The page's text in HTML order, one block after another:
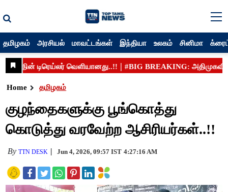
தமிழகம் அரசியல் மாவட்டங்கள் இந்தியா உலகம் சினிமா
Home தமிழகம்
குழந்தைகளுக்கு பூங்கொத்து
கொடுத்து வரவேற்ற ஆசிரியர்கள்..!!
ByTTN DESK Jun 4, 2026, 09:57 IST 4:27:16 AM